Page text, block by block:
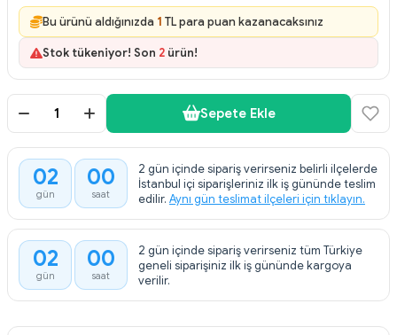
Bu ürünü aldığınızda 1 TL para puan kazanacaksınız
Stok tükeniyor! Son 2 ürün!
Sepete Ekle
02
gün
00
saat
2 gün içinde sipariş verirseniz belirli ilçelerde
İstanbul içi siparişleriniz ilk iş gününde teslim
edilir. Aynı gün teslimat ilçeleri için tıklayın.
02
gün
00
saat
2 gün içinde sipariş verirseniz tüm Türkiye
geneli siparişiniz ilk iş gününde kargoya
verilir.